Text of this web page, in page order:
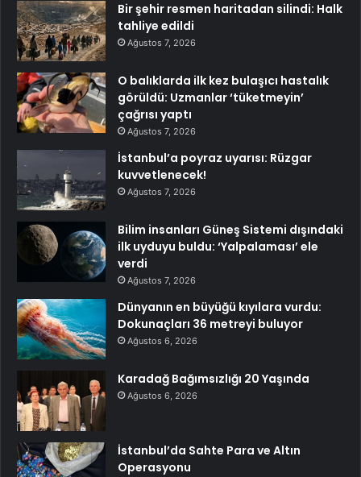
Bir şehir resmen haritadan silindi: Halk
tahliye edildi
Ağustos 7, 2026
O balıklarda ilk kez bulaşıcı hastalık
görüldü: Uzmanlar ‘tüketmeyin’
çağrısı yaptı
Ağustos 7, 2026
İstanbul’a poyraz uyarısı: Rüzgar
kuvvetlenecek!
Ağustos 7, 2026
Bilim insanları Güneş Sistemi dışındaki
ilk uyduyu buldu: ‘Yalpalaması’ ele
verdi
Ağustos 7, 2026
Dünyanın en büyüğü kıyılara vurdu:
Dokunaçları 36 metreyi buluyor
Ağustos 6, 2026
Karadağ Bağımsızlığı 20 Yaşında
Ağustos 6, 2026
İstanbul’da Sahte Para ve Altın
Operasyonu